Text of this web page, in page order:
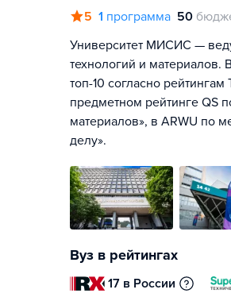
5 1 программа 50
Университет МИСИС —
технологий и материалов.
топ-10 согласно
предметном рейтинге QS
материалов», в ARWU по
делу».
Вуз в рейтингах
17 в России